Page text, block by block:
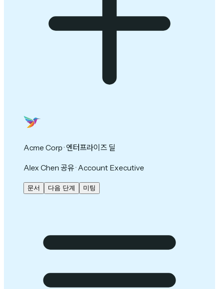
Acme Corp · 엔터프라이즈 딜
Alex Chen 공유 · Account Executive
문서 다음 단계 미팅